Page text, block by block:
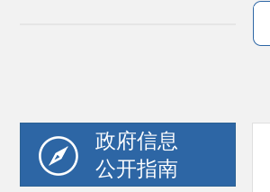
政府信息
公开指南